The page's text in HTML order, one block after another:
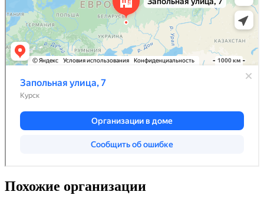
Похожие организации